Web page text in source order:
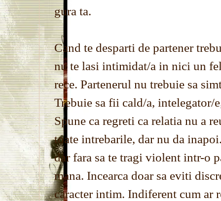
gura ta.
Cand te desparti de partener
nu te lasi intimidat/a in nici un
rece. Partenerul nu trebuie sa
Trebuie sa fii cald/a, intelegator/
Spune ca regreti ca relatia nu a
toate intrebarile, dar nu da
dar fara sa te tragi violent intr-o
mana. Incearca doar sa eviti
caracter intim. Indiferent cum ar